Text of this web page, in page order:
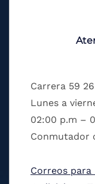
Carrera 59
Lunes a
02:00 p.m –
Conmutador
Correos